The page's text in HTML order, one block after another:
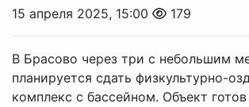
15 апреля 2025, 15:00 179
В Брасово через три с небольшим
планируется сдать физкультурно-
комплекс с бассейном. Объект готов